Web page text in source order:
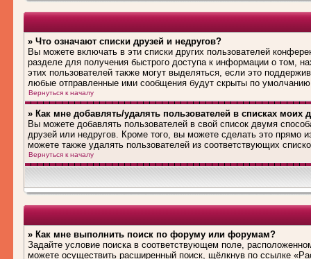
» Что означают списки друзей и недругов?
Вы можете включать в эти списки других пользователей
разделе для получения быстрого доступа к информации о том,
этих пользователей также могут выделяться, если это
любые отправленные ими сообщения будут скрыты по
Вернуться к началу
» Как мне добавлять/удалять пользователей в списках моих
Вы можете добавлять пользователей в свой список двумя
друзей или недругов. Кроме того, вы можете сделать это прямо
можете также удалять пользователей из соответствующих
Вернуться к началу
» Как мне выполнить поиск по форуму или форумам?
Задайте условие поиска в соответствующем поле,
можете осуществить расширенный поиск, щёлкнув по ссылке